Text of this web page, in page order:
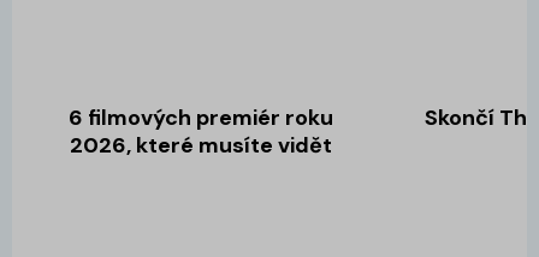
6 filmových premiér roku
2026, které musíte vidět
Skončí